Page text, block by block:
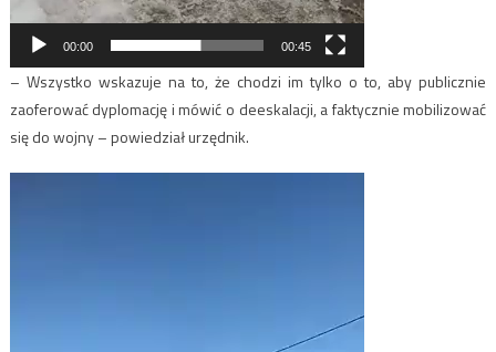
00:00 00:45
– Wszystko wskazuje na to, że chodzi im tylko o to, aby publicznie
zaoferować dyplomację i mówić o deeskalacji, a faktycznie mobilizować
się do wojny – powiedział urzędnik.